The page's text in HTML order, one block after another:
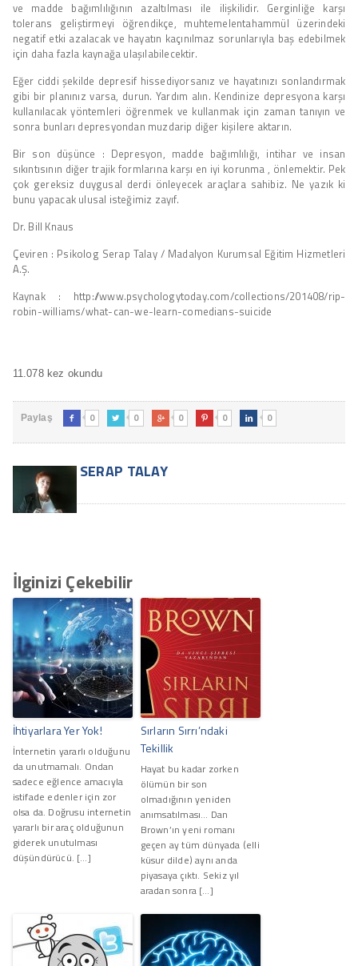
ve madde bağımlılığının azaltılması ile ilişkilidir. Gerginliğe karşı
tolerans geliştirmeyi öğrendikçe, muhtemelentahammül üzerindeki
negatif etki azalacak ve hayatın kaçınılmaz sorunlarıyla baş edebilmek
için daha fazla kaynağa ulaşılabilecektir.
Eğer ciddi şekilde depresif hissediyorsanız ve hayatınızı sonlandırmak
gibi bir planınız varsa, durun. Yardım alın. Kendinize depresyona karşı
kullanılacak yöntemleri öğrenmek ve kullanmak için zaman tanıyın ve
sonra bunları depresyondan muzdarip diğer kişilere aktarın.
Bir son düşünce : Depresyon, madde bağımlılığı, intihar ve insan
sıkıntısının diğer trajik formlarına karşı en iyi korunma , önlemektir. Pek
çok gereksiz duygusal derdi önleyecek araçlara sahibiz. Ne yazık ki
bunu yapacak ulusal isteğimiz zayıf.
Dr. Bill Knaus
Çeviren : Psikolog Serap Talay / Madalyon Kurumsal Eğitim Hizmetleri
A.Ş.
Kaynak : http://www.psychologytoday.com/collections/201408/rip-
robin-williams/what-can-we-learn-comedians-suicide
11.078 kez okundu
Paylaş  0  0  0  0  0
SERAP TALAY
İlginizi Çekebilir
İhtiyarlara Yer Yok!
İnternetin yararlı olduğunu
da unutmamalı. Ondan
sadece eğlence amacıyla
istifade edenler için zor
olsa da. Doğrusu internetin
yararlı bir araç olduğunun
giderek unutulması
düşündürücü. […]
Sırların Sırrı’ndaki
Tekillik
Hayat bu kadar zorken
ölümün bir son
olmadığının yeniden
anımsatılması… Dan
Brown’ın yeni romanı
geçen ay tüm dünyada (elli
küsur dilde) aynı anda
piyasaya çıktı. Sekiz yıl
aradan sonra […]